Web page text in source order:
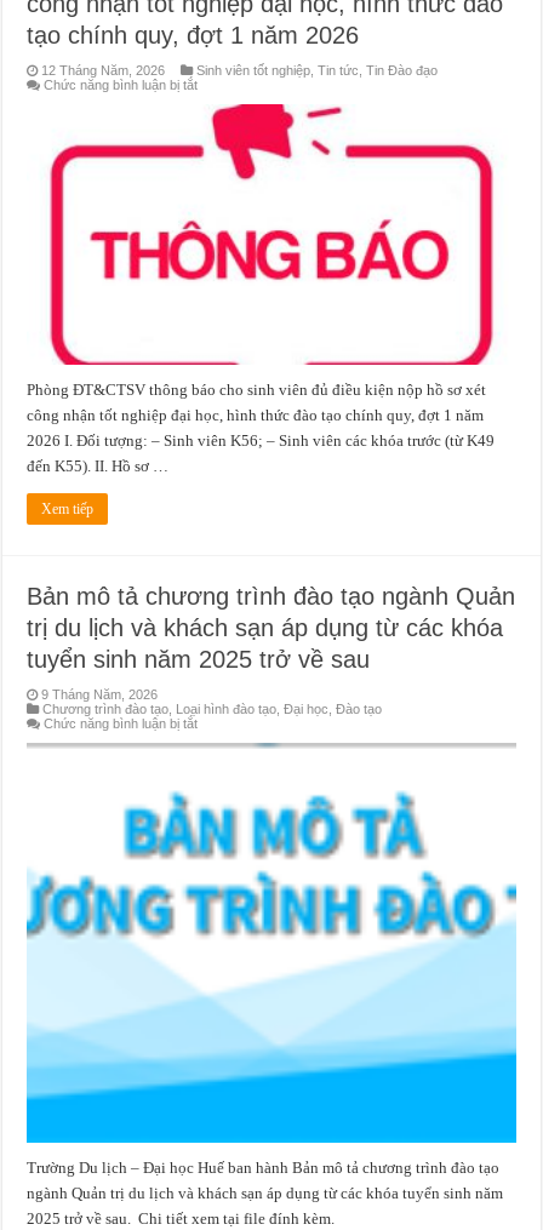
tạo chính quy, đợt 1 năm 2026
12 Tháng Năm, 2026 Sinh viên tốt nghiệp ,Tin tức ,Tin Đào đạo
Chức năng bình luận bị tắtở
báo
về
việc
nộp
xét
công
nhận
tốt
đào
chính
đợt
năm
Phòng ĐT&CTSV thông báo cho sinh viên đủ điều kiện nộp hồ sơ xét
công nhận tốt nghiệp đại học, hình thức đào tạo chính quy, đợt 1 năm
2026 I. Đối tượng: – Sinh viên K56; – Sinh viên các khóa trước (từ K49
đến K55). II. Hồ sơ …
Xem tiếp
Bản mô tả chương trình đào tạo ngành Quản
trị du lịch và khách sạn áp dụng từ các khóa
tuyển sinh năm 2025 trở về sau
9 Tháng Năm, 2026
Chương trình đào tạo Loại hình đào tạo ,Đại học ,Đào tạo
Chức năng bình luận bị tắtở
mô
đào
tạo
ngành
Quản
du
lịch
khách
sạn
các
khóa
năm
trở
Trường Du lịch – Đại học Huế ban hành Bản mô tả chương trình đào tạo
ngành Quản trị du lịch và khách sạn áp dụng từ các khóa tuyển sinh năm
2025 trở về sau. Chi tiết xem tại file đính kèm.